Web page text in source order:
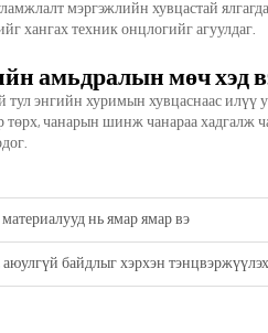
мэргэжлийн хувцастай
хангах техник онцлогийг агуулдаг.
амьдралын мөч хэд
тул энгийн хуримын хувцаснаас илүү
төрх, чанарын шинж чанараа хадгалж
нь ямар ямар вэ
байдлыг хэрхэн